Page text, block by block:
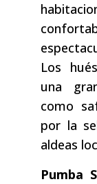
Los
una
como
por la
aldeas
Pumba